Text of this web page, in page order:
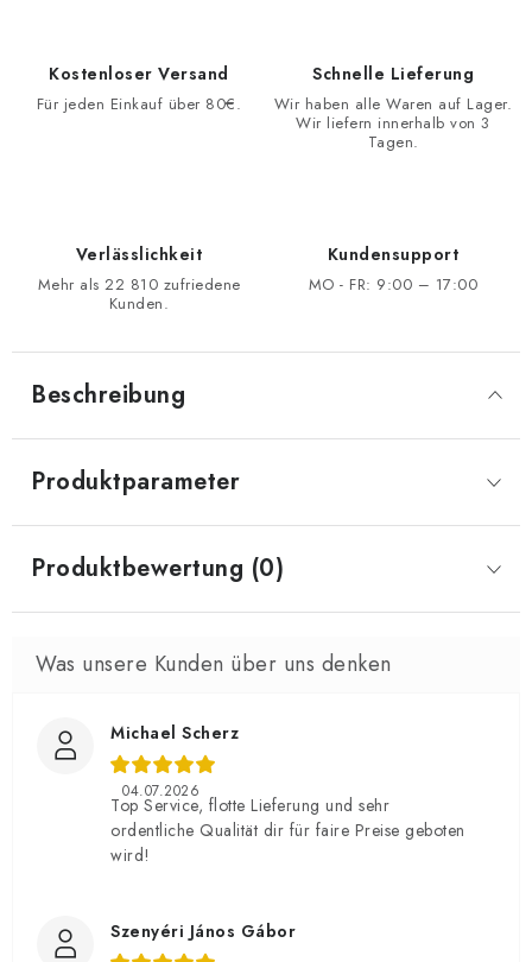
Kostenloser Versand
Für jeden Einkauf über 80€.
Schnelle Lieferung
Wir haben alle Waren auf Lager.
Wir liefern innerhalb von 3
Tagen.
Verlässlichkeit
Mehr als 22 810 zufriedene
Kunden.
Kundensupport
MO - FR: 9:00 – 17:00
Beschreibung
Produktparameter
Produktbewertung (0)
Michael Scherz
04.07.2026
Top Service, flotte Lieferung und sehr
ordentliche Qualität dir für faire Preise geboten
wird!
Szenyéri János Gábor